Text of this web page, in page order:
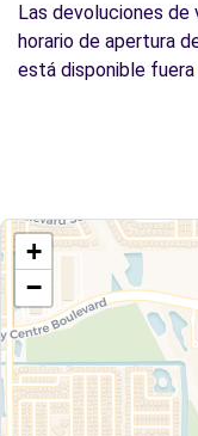
Las devoluciones
horario de apertura
está disponible
+
−